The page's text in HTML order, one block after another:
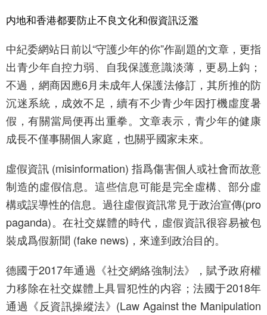
内地和香港都要防止不良文化和假資訊泛濫
中紀委網站日前以“守護少年的你”作副題的文章，更指
出青少年自控力弱、自我保護意識淡薄，更易上鈎；
不過，網商因應6月未成年人保護法修訂，其所推的防
沉迷系統，成效不足，續有不少青少年因打機虛度暑
假，有關當局便再出重拳。文章表示，青少年的健康
成長不僅事關個人家庭，也關乎國家未來。
虛假資訊 (misinformation) 指爲傷害個人或社會而故意
制造的虛假信息。這些信息可能是完全虛構、部分虛
構或誤導性的信息。過往虛假資訊常見于政治宣傳(pro
paganda)。在社交媒體的時代，虛假資訊很容易被包
裝成爲假新聞 (fake news)，來達到政治目的。
德國于2017年通過《社交網絡強制法》，賦予政府權
力移除在社交媒體上具冒犯性的内容；法國于2018年
通過《反資訊操縱法》(Law Against the Manipulation